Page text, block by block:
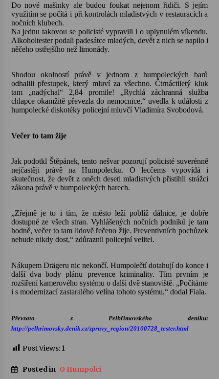
Petr Adamec – Malovaný svět
30. 6. 2026
Do nové mašinky ale budou foukat nejenom řidiči. S jejím
využitím se počítá i při kontrolách mladistvých v restauracích a
nočních klubech.
Na jednu takovou se policisté vypravili i o uplynulém víkendu.
Alkoholtester podali padesátce mladých, devět z nich se napilo i
něčeho ostřejšího než limonády.
Shodou okolností právě v jednom z humpoleckých barů
odhalili přestupek, který mluví za všechno. Čtrnáctiletý kluk
tam „nadýchal“ 2,84 promile! „Rychlá záchranná služba
chlapce okamžitě převezla do nemocnice,“ uvedla k události z
humpolecké diskotéky policejní mluvčí Vladimíra Svobodová.
Večer to tam žije
Jak podotkl Štěpánek, tento nešvar pozorují policisté suverénně
nejčastěji právě na Humpolecku. O lecčems vypovídá i
skutečnost, že devět z oněch deseti mladistvých přistihli strážci
zákona právě v humpoleckých barech.
„Zřejmě je to i tím, že město leží poblíž dálnice, je dobře
dostupné ze všech stran. Vyhlášených nočních podniků je tam
hodně, večer to tam lidově řečeno žije. Preventivních pochůzek
nebude nikdy dost,“ zdůraznil policejní velitel.
Nákupem Drägeru nic nekončí. Humpolečtí dotahují do konce i
další dva body plánu prevence kriminality. Tím prvním je
rozšíření kamerového systému o další dvě stanoviště. „Počítáme
i s modernizací zastaralého velína tohoto systému,“ dodal Fiala.
Převzato z Pelhřimovského deníku:
http://pelhrimovsky.denik.cz/zpravy_region/20100728_tester.html
Post Views: 1
Posted in O Humpolci